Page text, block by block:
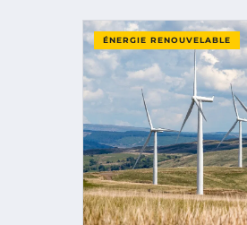
ÉNERGIE RENOUVELABLE